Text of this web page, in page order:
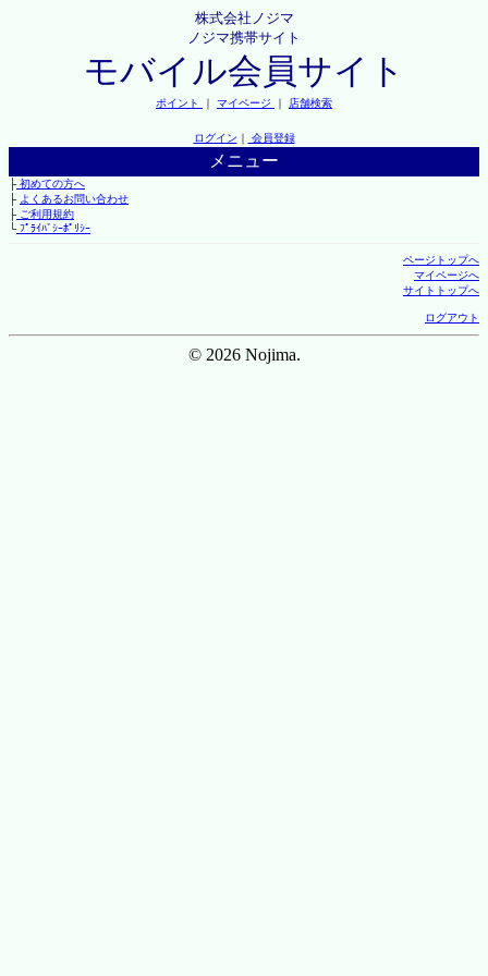
株式会社ノジマ
ノジマ携帯サイト
モバイル会員サイト
ポイント ｜ マイページ ｜ 店舗検索
ログイン ｜ 会員登録
メニュー
├初めての方へ
├ よくあるお問い合わせ
├ご利用規約
└ﾌﾟﾗｲﾊﾞｼｰﾎﾟﾘｼｰ
ページトップへ
マイページへ
サイトトップへ
ログアウト
© 2026 Nojima.